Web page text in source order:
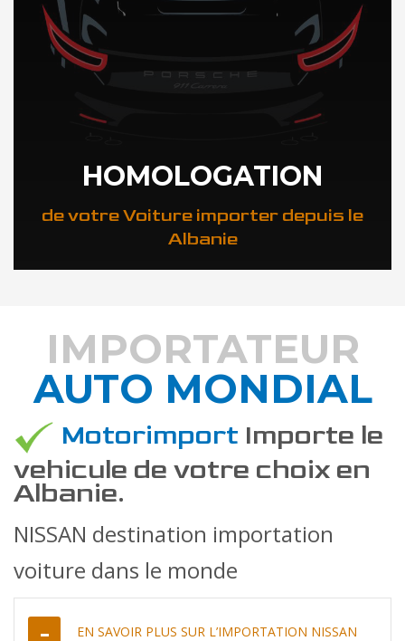
HOMOLOGATION
de votre Voiture importer depuis le
Albanie
DÉCOUVREZ COMMENT
IMPORTATEUR
AUTO MONDIAL
Motorimport Importe le
vehicule de votre choix en
Albanie.
NISSAN destination importation
voiture dans le monde
EN SAVOIR PLUS SUR L’IMPORTATION NISSAN